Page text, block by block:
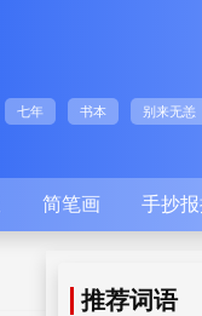
七年 书本 别来无恙
简笔画 手抄
推荐词语